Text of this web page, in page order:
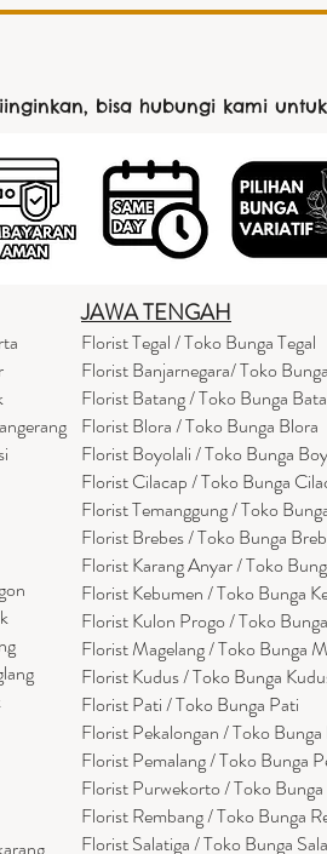
bisa hubungi kami
ng
JAWA TENGAH
Florist Tegal / Toko Bunga Tegal
Florist Banjarnegara/ Toko
Florist Batang / Toko Bunga
Florist Blora / Toko Bunga Blora
Florist Boyolali / Toko Bunga
Florist Cilacap / Toko Bunga
Florist Temanggung / Toko
Florist Brebes / Toko Bunga
Florist Karang Anyar / Toko
Florist Kebumen / Toko Bunga
Florist Kulon Progo / Toko
Florist Magelang / Toko Bunga
Florist Kudus / Toko Bunga
Florist Pati / Toko Bunga Pati
Florist Pekalongan / Toko
Florist Pemalang / Toko Bunga
Florist Purwekorto / Toko
Florist Rembang / Toko Bunga
Florist Salatiga / Toko Bunga